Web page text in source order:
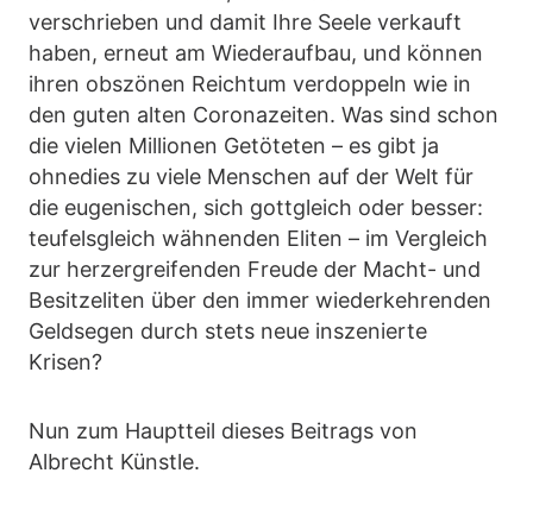
verschrieben und damit Ihre Seele verkauft
haben, erneut am Wiederaufbau, und können
ihren obszönen Reichtum verdoppeln wie in
den guten alten Coronazeiten. Was sind schon
die vielen Millionen Getöteten – es gibt ja
ohnedies zu viele Menschen auf der Welt für
die eugenischen, sich gottgleich oder besser:
teufelsgleich wähnenden Eliten – im Vergleich
zur herzergreifenden Freude der Macht- und
Besitzeliten über den immer wiederkehrenden
Geldsegen durch stets neue inszenierte
Krisen?
Nun zum Hauptteil dieses Beitrags von
Albrecht Künstle.